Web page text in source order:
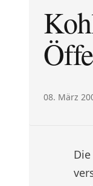
08. März